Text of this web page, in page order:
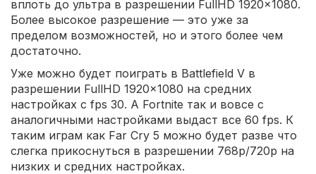
вплоть до ультра в разрешении FullHD 1920×1080.
Более высокое разрешение — это уже за
пределом возможностей, но и этого более чем
достаточно.
Уже можно будет поиграть в Battlefield V в
разрешении FullHD 1920×1080 на средних
настройках с fps 30. А Fortnite так и вовсе с
аналогичными настройками выдаст все 60 fps. К
таким играм как Far Cry 5 можно будет разве что
слегка прикоснуться в разрешении 768p/720p на
низких и средних настройках.